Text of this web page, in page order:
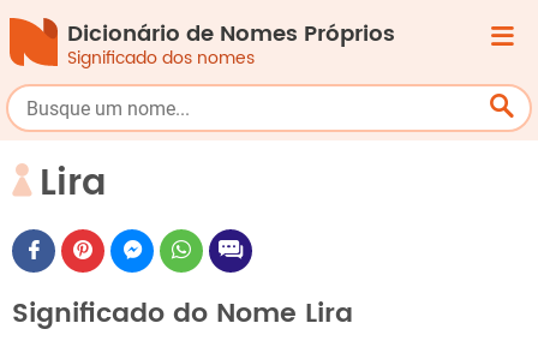
Dicionário de Nomes Próprios
Significado dos nomes
Lira
Significado do Nome Lira